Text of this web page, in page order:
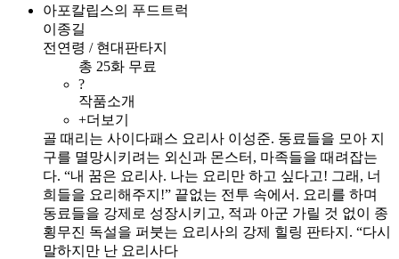
아포칼립스의 푸드트럭
이종길
전연령 / 현대판타지
총 25화 무료
?
작품소개
+더보기
골 때리는 사이다패스 요리사 이성준. 동료들을 모아 지
구를 멸망시키려는 외신과 몬스터, 마족들을 때려잡는
다. “내 꿈은 요리사. 나는 요리만 하고 싶다고! 그래, 너
희들을 요리해주지!” 끝없는 전투 속에서. 요리를 하며
동료들을 강제로 성장시키고, 적과 아군 가릴 것 없이 종
횡무진 독설을 퍼붓는 요리사의 강제 힐링 판타지. “다시
말하지만 난 요리사다